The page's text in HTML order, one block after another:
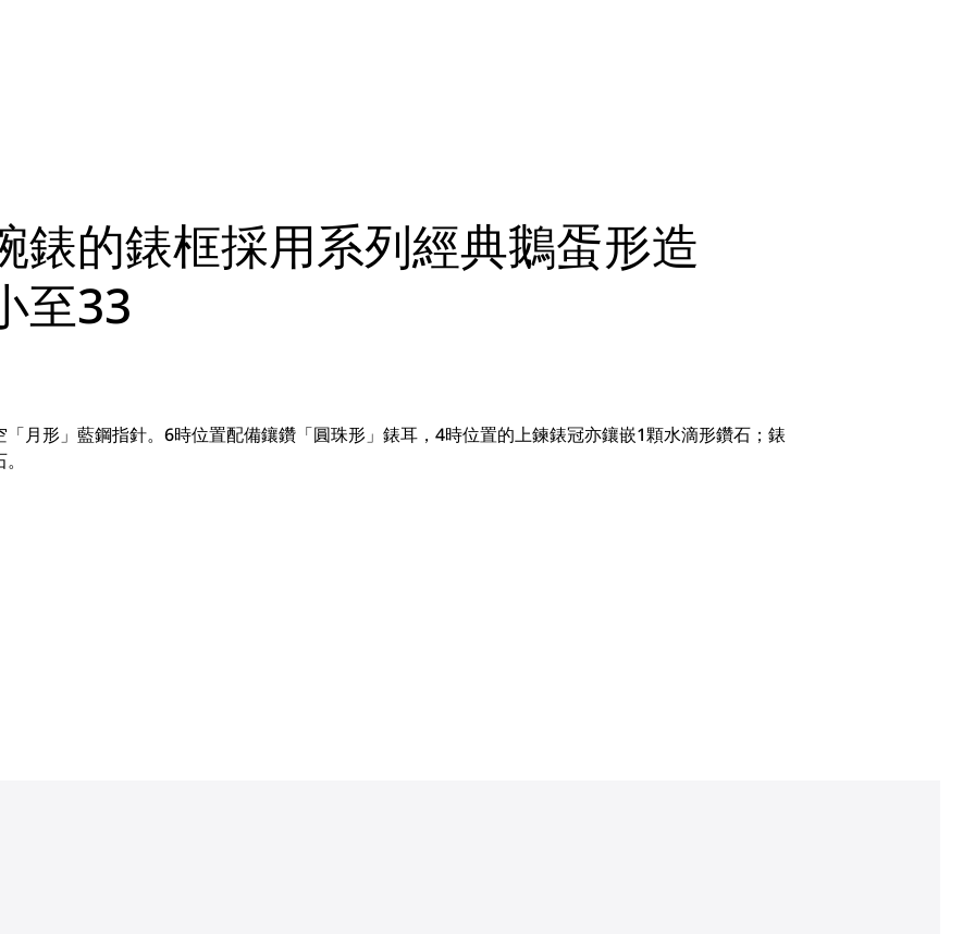
錶的錶框採用系列經典鵝蛋形造
至33
月形」藍鋼指針。6時位置配備鑲鑽「圓珠形」錶耳，4時位置的上鍊錶冠亦鑲嵌1顆水滴形鑽石；錶